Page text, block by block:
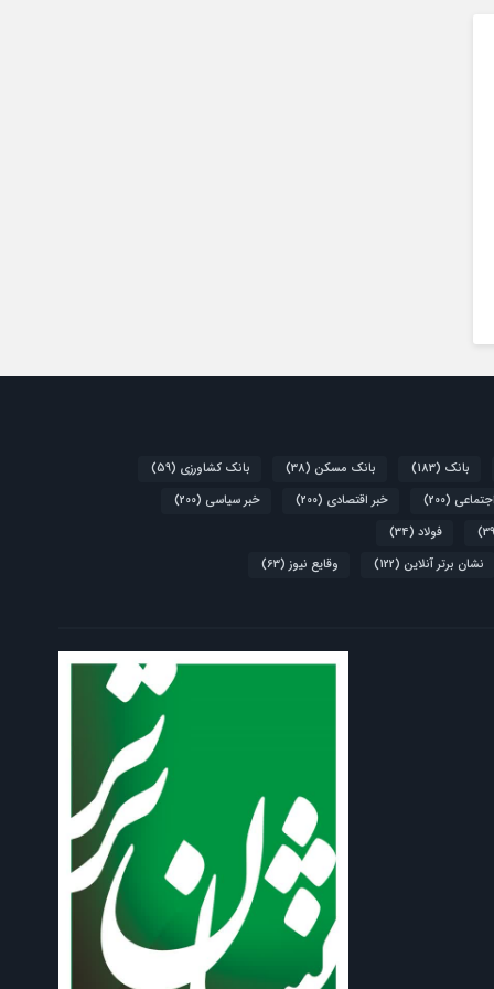
بانک (183) بانک مسکن (38) بانک کشاورزی (59)
(200) خبر اقتصادی (200) خبر سیاسی (200)
فولاد (34)
نشان برتر آنلاین (122) وقایع نیوز (63)